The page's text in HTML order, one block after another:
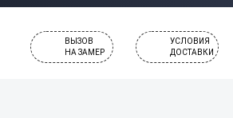
ВЫЗОВ
НА ЗАМЕР
УСЛОВИЯ
ДОСТАВКИ